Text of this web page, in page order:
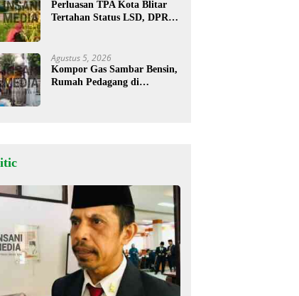
Perluasan TPA Kota Blitar
Tertahan Status LSD, DPRD
Agustus 5, 2026
Kompor Gas Sambar Bensin,
Rumah Pedagang di